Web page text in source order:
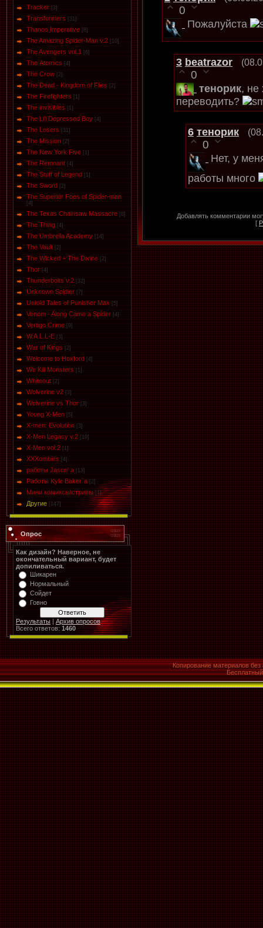
Tracker [3]
Transformers [31]
Thanos Imperative [8]
The Amazing Spider-Man v.2 [10]
The Avengers vol.1 [6]
The Аtomics [4]
The Crow [2]
The Dead - Kingdom of Flies [2]
The Firefighters [1]
The invisibles [1]
The Li'l Depressed Boy [4]
The Losers [31]
The Mission [2]
The New York Five [1]
The Remnant [4]
The Stuff of Legend [1]
The Sword [2]
The Superior Foes of Spider-man
[4]
The Texas Chainsaw Massacre [8]
The Thing [4]
The Umbrella Academy [14]
The Vault [2]
The Wicked + The Divine [2]
Thor [4]
Thunderbolts v.2 [32]
Unknown Soldier [7]
Untold Tales of Punisher Max [5]
Venom - Along Came a Spider [4]
Vertigo Crime [9]
W.A.L.L-E [3]
War of Kings [2]
Welcome to Hoxford [4]
We Kill Monsters [1]
Whiteout [2]
Wolverine v2 [3]
Wolverine vs Thor [3]
Young X-Men [5]
X-men: Evolution [3]
X-Men Legacy v.2 [10]
X-Men vol.2 [1]
XXXombies [4]
работы Jason' a [13]
Работы Kyle Baker`a [2]
Мини комиксы\стрипы [1]
Другие [147]
Опрос
Как дизайн? Наверное, не
окончательный вариант, будет
допиливаться.
Шикарен
Нормальный
Сойдет
Говно
Результаты | Архив опросов
Всего ответов: 1460
0
Пожалуйста
3 beatrazor
0
тенорик, не
переводить?
6 тенорик
0
Нет, у
работы много
Добавлять комментарии
[
Копирование материалов